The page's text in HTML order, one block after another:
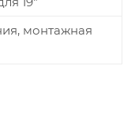
монтажная